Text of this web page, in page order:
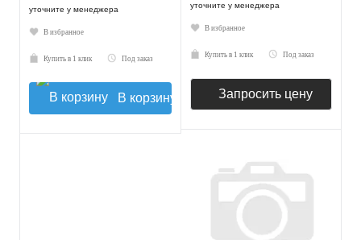
уточните у менеджера
В избранное
Купить в 1 клик Под заказ
В корзину
уточните у менеджера
В избранное
Купить в 1 клик Под заказ
Запросить цену